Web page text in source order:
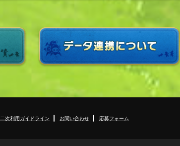
二次利用ガイドライン お問い合わせ 応募フォーム